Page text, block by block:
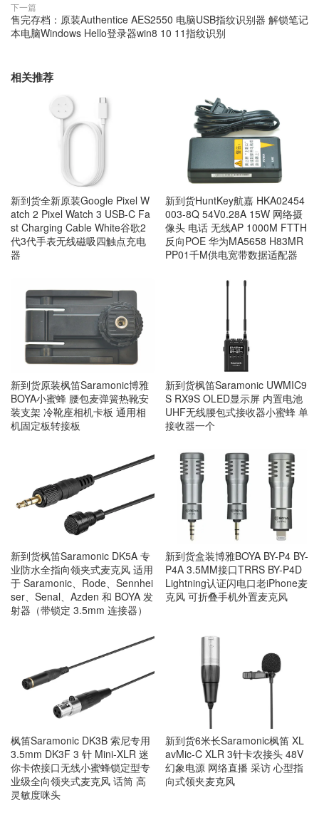
下一篇
售完存档：原装Authentice AES2550 电脑USB指纹识别器 解锁笔记
本电脑Windows Hello登录器win8 10 11指纹识别
相关推荐
新到货全新原装Google Pixel W
atch 2 Pixel Watch 3 USB-C Fa
st Charging Cable White谷歌2
代3代手表无线磁吸四触点充电
器
新到货HuntKey航嘉 HKA02454
003-8Q 54V0.28A 15W 网络摄
像头 电话 无线AP 1000M FTTH
反向POE 华为MA5658 H83MR
PP01千M供电宽带数据适配器
新到货原装枫笛Saramonic博雅
BOYA小蜜蜂 腰包麦弹簧热靴安
装支架 冷靴座相机卡板 通用相
机固定板转接板
新到货枫笛Saramonic UWMIC9
S RX9S OLED显示屏 内置电池
UHF无线腰包式接收器小蜜蜂 单
接收器一个
新到货枫笛Saramonic DK5A 专
业防水全指向领夹式麦克风 适用
于 Saramonic、Rode、Sennhei
ser、Senal、Azden 和 BOYA 发
射器（带锁定 3.5mm 连接器）
新到货盒装博雅BOYA BY-P4 BY-
P4A 3.5MM接口TRRS BY-P4D
Lightning认证闪电口老iPhone麦
克风 可折叠手机外置麦克风
枫笛Saramonic DK3B 索尼专用
3.5mm DK3F 3 针 Mini-XLR 迷
你卡侬接口无线小蜜蜂锁定型专
业级全向领夹式麦克风 话筒 高
灵敏度咪头
新到货6米长Saramonic枫笛 XL
avMic-C XLR 3针卡农接头 48V
幻象电源 网络直播 采访 心型指
向式领夹麦克风